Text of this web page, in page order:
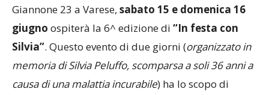
Giannone 23 a Varese, sabato 15 e domenica 16
giugno ospiterà la 6^ edizione di “In festa con
Silvia”. Questo evento di due giorni (organizzato in
memoria di Silvia Peluffo, scomparsa a soli 36 anni a
causa di una malattia incurabile) ha lo scopo di